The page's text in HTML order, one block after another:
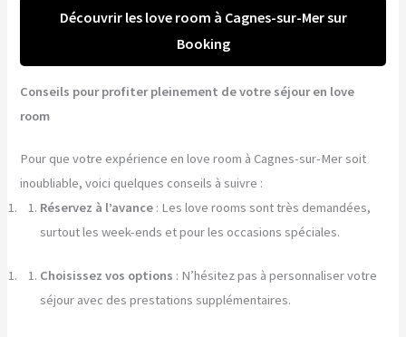
Découvrir les love room à Cagnes-sur-Mer sur
Booking
Conseils pour profiter pleinement de votre séjour en love
room
Pour que votre expérience en love room à Cagnes-sur-Mer soit
inoubliable, voici quelques conseils à suivre :
Réservez à l’avance : Les love rooms sont très demandées,
surtout les week-ends et pour les occasions spéciales.
Choisissez vos options : N’hésitez pas à personnaliser votre
séjour avec des prestations supplémentaires.